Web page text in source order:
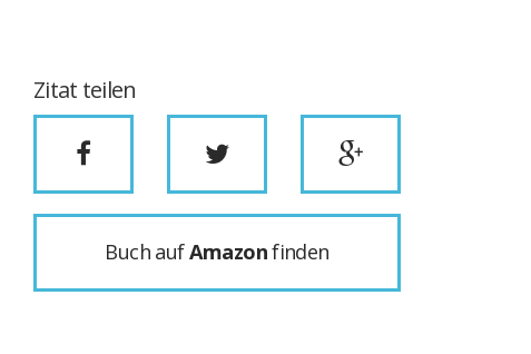
Zitat teilen
Buch aufAmazonfinden